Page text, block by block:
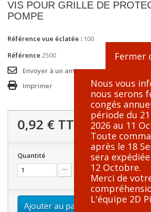
VIS POUR GRILLE DE
POMPE
Référence vue éclatée : 100
Référence 2500
Envoyer à un ami
Imprimer
0,92 € TTC
Quantité
Ajouter au panier
Nous vous
nous serons
congés
période du
2026 au 11
Toute
après le 18
sera
12 Octobre.
Merci de
L'équipe 2D
Fermer